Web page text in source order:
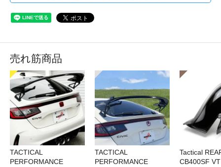
売れ筋商品
TACTICAL
PERFORMANCE
TACTICAL
PERFORMANCE
Tactical
CB400SF